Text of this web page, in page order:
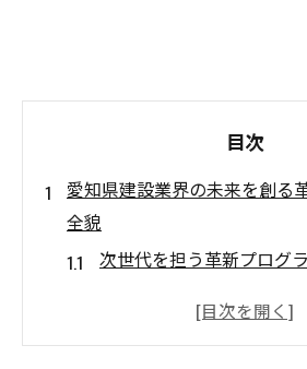
目次
愛知県建設業界の未来を創る
全貌
次世代を担う革新プログ
建設技能向上を目指す最